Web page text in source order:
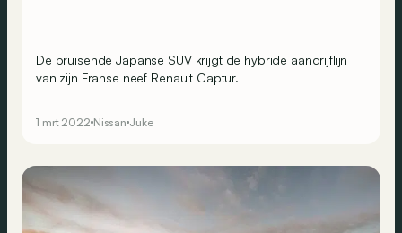
De bruisende Japanse SUV krijgt de hybride aandrijflijn
van zijn Franse neef Renault Captur.
1 mrt 2022 Nissan Juke